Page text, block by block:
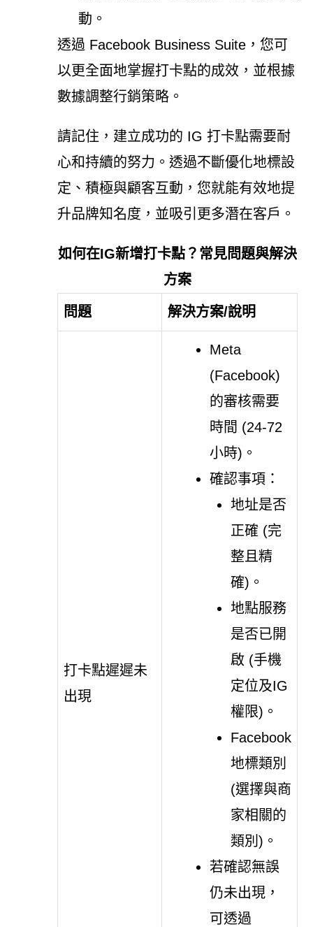
動。
透過 Facebook Business Suite，您可
以更全面地掌握打卡點的成效，並根據
數據調整行銷策略。
請記住，建立成功的 IG 打卡點需要耐
心和持續的努力。透過不斷優化地標設
定、積極與顧客互動，您就能有效地提
升品牌知名度，並吸引更多潛在客戶。
如何在IG新增打卡點？常見問題與解決
方案
問題 解決方案/說明
打卡點遲遲未
出現
Meta
(Facebook)
的審核需要
時間 (24-72
小時)。
確認事項：
地址是否
正確 (完
整且精
確)。
地點服務
是否已開
啟 (手機
定位及IG
權限)。
Facebook
地標類別
(選擇與商
家相關的
類別)。
若確認無誤
仍未出現，
可透過